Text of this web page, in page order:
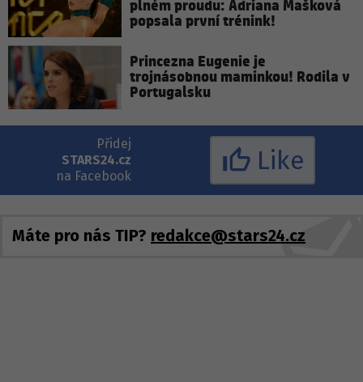
plném proudu: Adriana Mašková
popsala první trénink!
Princezna Eugenie je
trojnásobnou maminkou! Rodila v
Portugalsku
Přidej
STARS24.cz
na Facebook
Like
Máte pro nás TIP? redakce@stars24.cz